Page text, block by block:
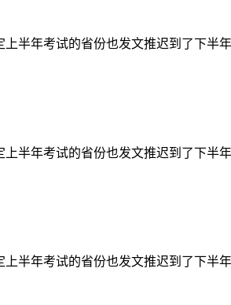
半年考试的省份也发文推迟到了下半
半年考试的省份也发文推迟到了下半
半年考试的省份也发文推迟到了下半